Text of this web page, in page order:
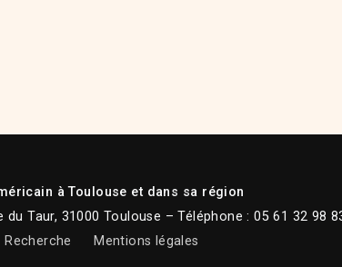
à Toulouse et dans sa région
du Taur, 31000 Toulouse – Téléphone : 05 61 32 98
Recherche Mentions légales